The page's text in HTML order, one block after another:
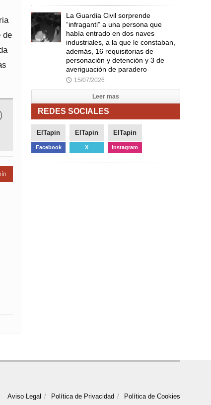
de
La Guardia Civil sorprende
“infraganti” a una persona que
había entrado en dos naves
industriales, a la que le constaban,
además, 16 requisitorias de
personación y detención y 3 de
averiguación de paradero
🕔 15/07/2026
Leer mas
REDES SOCIALES
ElTapin
Facebook
ElTapin
X
ElTapin
Instagram
Aviso Legal Política de Privacidad Política de Cookies